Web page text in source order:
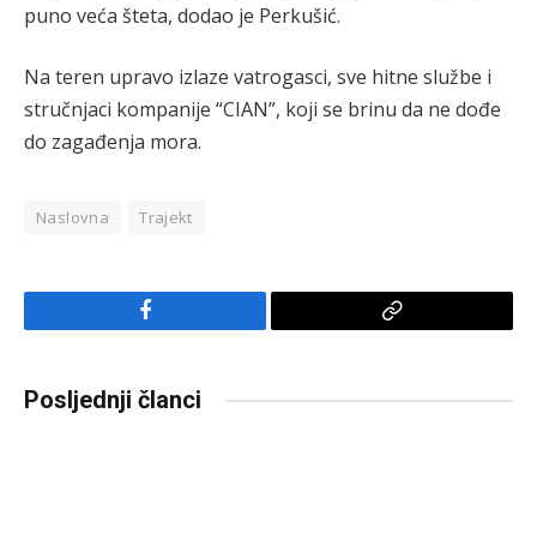
puno veća šteta, dodao je Perkušić.
Na teren upravo izlaze vatrogasci, sve hitne službe i
stručnjaci kompanije “CIAN”, koji se brinu da ne dođe
do zagađenja mora.
Naslovna Trajekt
Facebook
Copy
Posljednji članci